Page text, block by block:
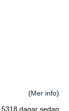
(Mer info)
5318 dagar sedan